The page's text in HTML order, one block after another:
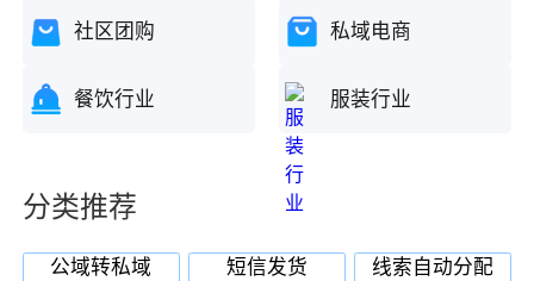
社区团购 私域电商
餐饮行业 服装行业
分类推荐
公域转私域 短信发货
线索自动分配